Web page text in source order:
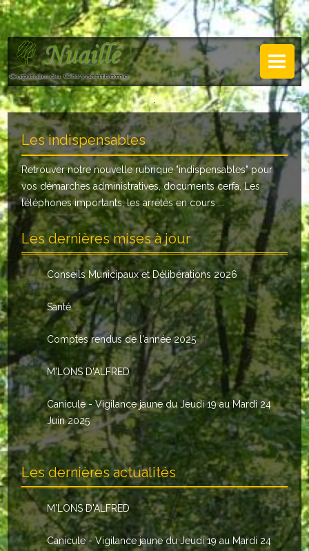
NUAILLÉ
Plan de Nuaillé
Sentiers pédestres
Guide annuel
Histoire
Galerie
LA MAIRIE
Horaires
Agence postale
Le conseil municipal
Les élus
Les commissions
Les comptes rendus
Le personnel communal
L'Echo de Nuaillé
Tarifs et locations
Galeries photos
.
Les indispensables
Retrouver notre nouvelle rubrique "indispensables" pour
vos démarches administratives, documents cerfa, Les
téléphones importants, les arrêtés en cours ...
Les dernières mises à jour
Conseils Municipaux et Délibérations 2026
Santé
Comptes rendus de l'année 2025
M'LONS D'ALFRED
Canicule - Vigilance jaune du Jeudi 19 au Mardi 24
Juin 2025
Les dernières actualités
M'LONS D'ALFRED
Canicule - Vigilance jaune du Jeudi 19 au Mardi 24